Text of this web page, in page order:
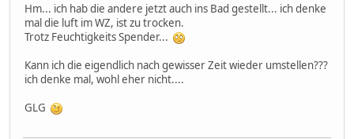
Hm... ich hab die andere jetzt auch ins Bad gestellt... ich denke
mal die luft im WZ, ist zu trocken.
Trotz Feuchtigkeits Spender...
Kann ich die eigendlich nach gewisser Zeit wieder umstellen???
ich denke mal, wohl eher nicht....
GLG